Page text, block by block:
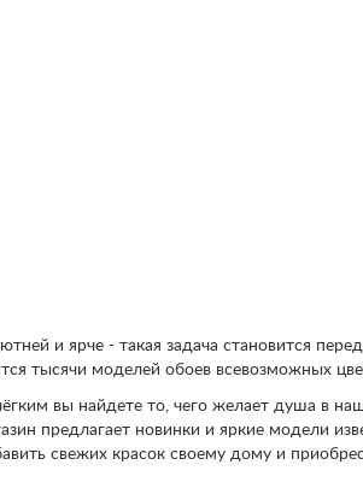
и ярче - такая задача становится
тысячи моделей обоев всевозможных
вы найдете то, чего желает душа в
предлагает новинки и яркие модели
свежих красок своему дому и